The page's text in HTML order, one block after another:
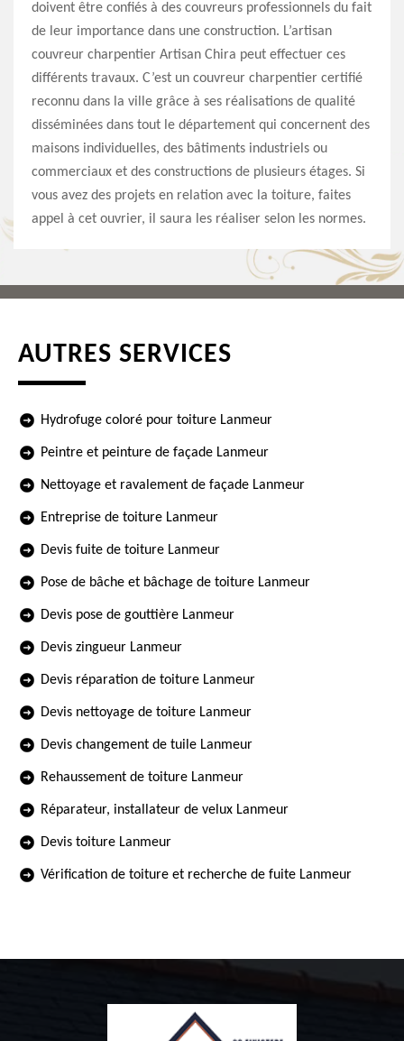
doivent être confiés à des couvreurs professionnels du fait
de leur importance dans une construction. L’artisan
couvreur charpentier Artisan Chira peut effectuer ces
différents travaux. C’est un couvreur charpentier certifié
reconnu dans la ville grâce à ses réalisations de qualité
disséminées dans tout le département qui concernent des
maisons individuelles, des bâtiments industriels ou
commerciaux et des constructions de plusieurs étages. Si
vous avez des projets en relation avec la toiture, faites
appel à cet ouvrier, il saura les réaliser selon les normes.
AUTRES SERVICES
Hydrofuge coloré pour toiture Lanmeur
Peintre et peinture de façade Lanmeur
Nettoyage et ravalement de façade Lanmeur
Entreprise de toiture Lanmeur
Devis fuite de toiture Lanmeur
Pose de bâche et bâchage de toiture Lanmeur
Devis pose de gouttière Lanmeur
Devis zingueur Lanmeur
Devis réparation de toiture Lanmeur
Devis nettoyage de toiture Lanmeur
Devis changement de tuile Lanmeur
Rehaussement de toiture Lanmeur
Réparateur, installateur de velux Lanmeur
Devis toiture Lanmeur
Vérification de toiture et recherche de fuite Lanmeur